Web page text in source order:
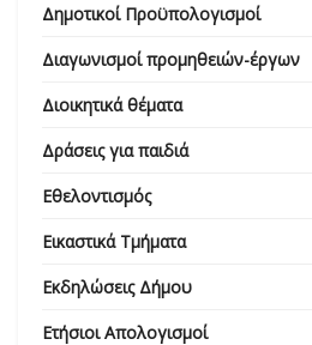
Δημοτικοί Προϋπολογισμοί
Διαγωνισμοί προμηθειών-έργων
Διοικητικά θέματα
Δράσεις για παιδιά
Εθελοντισμός
Εικαστικά Τμήματα
Εκδηλώσεις Δήμου
Ετήσιοι Απολογισμοί